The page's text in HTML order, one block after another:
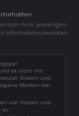
ihrer jeweiligen
Informationszwecken
ist nicht mit
Steam und
Marken der
von Steam und
zu